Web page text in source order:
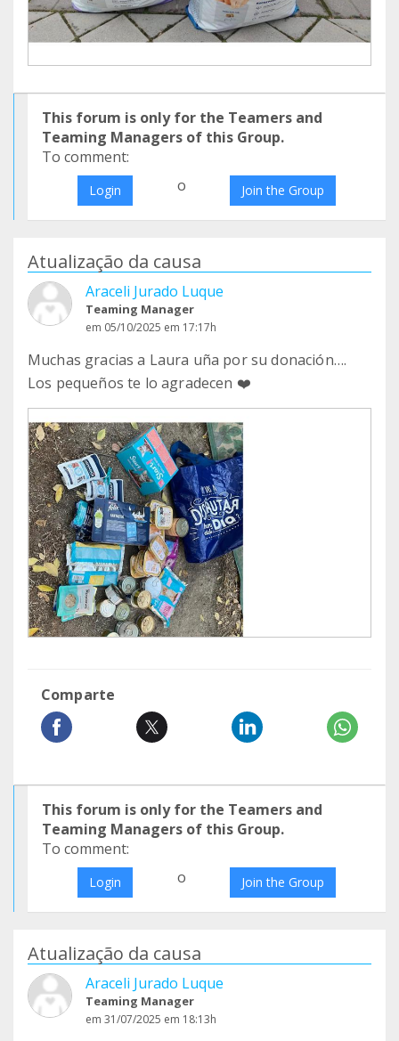
This forum is only for the Teamers and
Teaming Managers of this Group.
To comment:
Login o Join the Group
Atualização da causa
Araceli Jurado Luque
Teaming Manager
em 05/10/2025 em 17:17h
Muchas gracias a Laura uña por su donación….
Los pequeños te lo agradecen ❤️
Comparte
This forum is only for the Teamers and
Teaming Managers of this Group.
To comment:
Login o Join the Group
Atualização da causa
Araceli Jurado Luque
Teaming Manager
em 31/07/2025 em 18:13h